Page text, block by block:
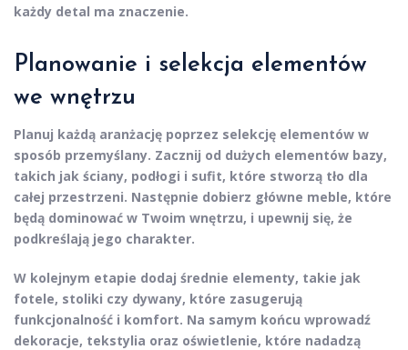
każdy detal ma znaczenie.
Planowanie i selekcja elementów
we wnętrzu
Planuj każdą aranżację poprzez selekcję elementów w
sposób przemyślany. Zacznij od dużych elementów bazy,
takich jak ściany, podłogi i sufit, które stworzą tło dla
całej przestrzeni. Następnie dobierz główne meble, które
będą dominować w Twoim wnętrzu, i upewnij się, że
podkreślają jego charakter.
W kolejnym etapie dodaj średnie elementy, takie jak
fotele, stoliki czy dywany, które zasugerują
funkcjonalność i komfort. Na samym końcu wprowadź
dekoracje, tekstylia oraz oświetlenie, które nadadzą